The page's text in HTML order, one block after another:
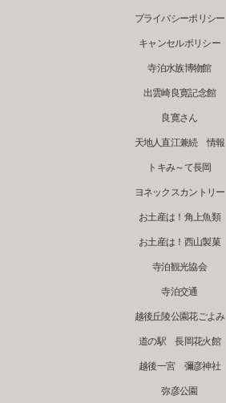
プライバシーポリシー
キャンセルポリシー
寺泊水族博物館
出雲崎良寛記念館
良寛さん
天地人直江兼続 情報
トキみ～て長岡
ヨネックスカントリー
お土産は！角上魚類
お土産は！西山製菓
寺泊観光協会
寺泊交通
越後丘陵公園花ごよみ
道の駅 長岡花火館
越後一宮 彌彦神社
弥彦公園